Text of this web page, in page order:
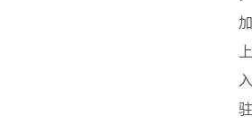
加
上
入
驻